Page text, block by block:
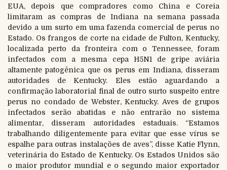
EUA, depois que compradores como China e Coreia
limitaram as compras de Indiana na semana passada
devido a um surto em uma fazenda comercial de perus no
Estado. Os frangos de corte na cidade de Fulton, Kentucky,
localizada perto da fronteira com o Tennessee, foram
infectados com a mesma cepa H5N1 de gripe aviária
altamente patogênica que os perus em Indiana, disseram
autoridades de Kentucky. Eles estão aguardando a
confirmação laboratorial final de outro surto suspeito entre
perus no condado de Webster, Kentucky. Aves de grupos
infectados serão abatidas e não entrarão no sistema
alimentar, disseram autoridades estaduais. “Estamos
trabalhando diligentemente para evitar que esse vírus se
espalhe para outras instalações de aves”, disse Katie Flynn,
veterinária do Estado de Kentucky. Os Estados Unidos são
o maior produtor mundial e o segundo maior exportador